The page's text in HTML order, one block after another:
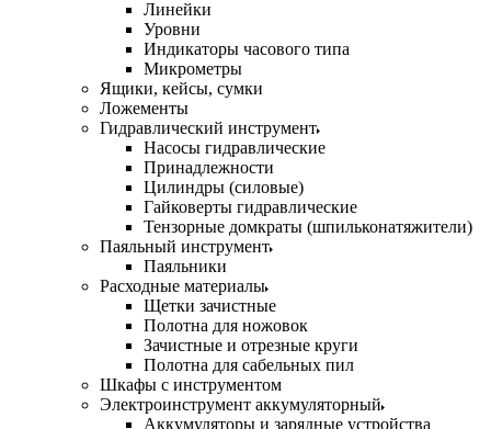
Линейки
Уровни
Индикаторы часового типа
Микрометры
Ящики, кейсы, сумки
Ложементы
Гидравлический инструмент
Насосы гидравлические
Принадлежности
Цилиндры (силовые)
Гайковерты гидравлические
Тензорные домкраты (шпильконатяжители)
Паяльный инструмент
Паяльники
Расходные материалы
Щетки зачистные
Полотна для ножовок
Зачистные и отрезные круги
Полотна для сабельных пил
Шкафы с инструментом
Электроинструмент аккумуляторный
Аккумуляторы и зарядные устройства